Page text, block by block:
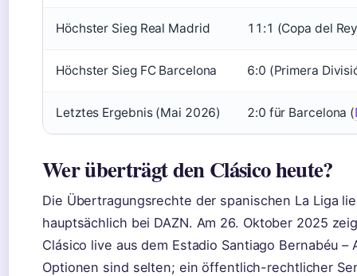
Höchster Sieg Real Madrid 11:1 (Copa del
Höchster Sieg FC Barcelona 6:0 (Primera
Letztes Ergebnis (Mai 2026) 2:0 für Barcelona (
Wer überträgt den Clásico heute?
Die Übertragungsrechte der spanischen La Liga
hauptsächlich bei DAZN. Am 26. Oktober 2025
Clásico live aus dem Estadio Santiago Bernabéu –
Optionen sind selten; ein öffentlich-rechtlicher